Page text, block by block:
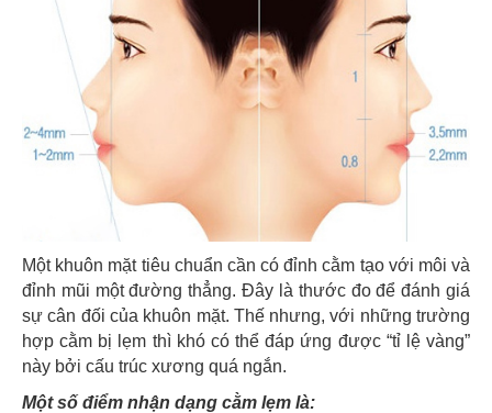
Một khuôn mặt tiêu chuẩn cần có đỉnh cằm tạo với môi và
đỉnh mũi một đường thẳng. Đây là thước đo để đánh giá
sự cân đối của khuôn mặt. Thế nhưng, với những trường
hợp cằm bị lẹm thì khó có thể đáp ứng được “tỉ lệ vàng”
này bởi cấu trúc xương quá ngắn.
Một số điểm nhận dạng cằm lẹm là: